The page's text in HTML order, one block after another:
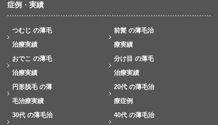
症例・実績
つむじ の薄毛
治療実績
前髪 の薄毛治
療実績
おでこ の薄毛
治療実績
分け目 の薄毛
治療実績
円形脱毛 の薄
毛治療実績
20代 の薄毛治
療症例
30代 の薄毛治
40代 の薄毛治